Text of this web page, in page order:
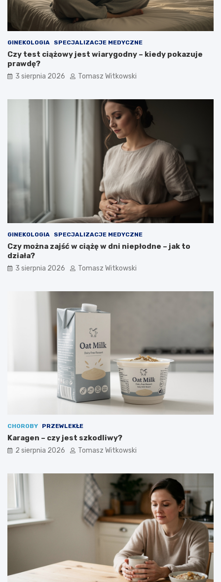
GINEKOLOGIA SPECJALIZACJE MEDYCZNE
Czy test ciążowy jest wiarygodny – kiedy pokazuje
prawdę?
3 sierpnia 2026 Tomasz Witkowski
GINEKOLOGIA SPECJALIZACJE MEDYCZNE
Czy można zajść w ciążę w dni niepłodne – jak to
działa?
3 sierpnia 2026 Tomasz Witkowski
CHOROBY PRZEWLEKŁE
Karagen – czy jest szkodliwy?
2 sierpnia 2026 Tomasz Witkowski